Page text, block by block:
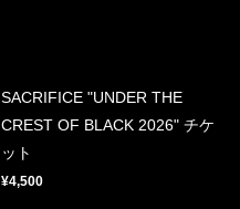
SACRIFICE "UNDER THE
CREST OF BLACK 2026" チケ
ット
¥4,500